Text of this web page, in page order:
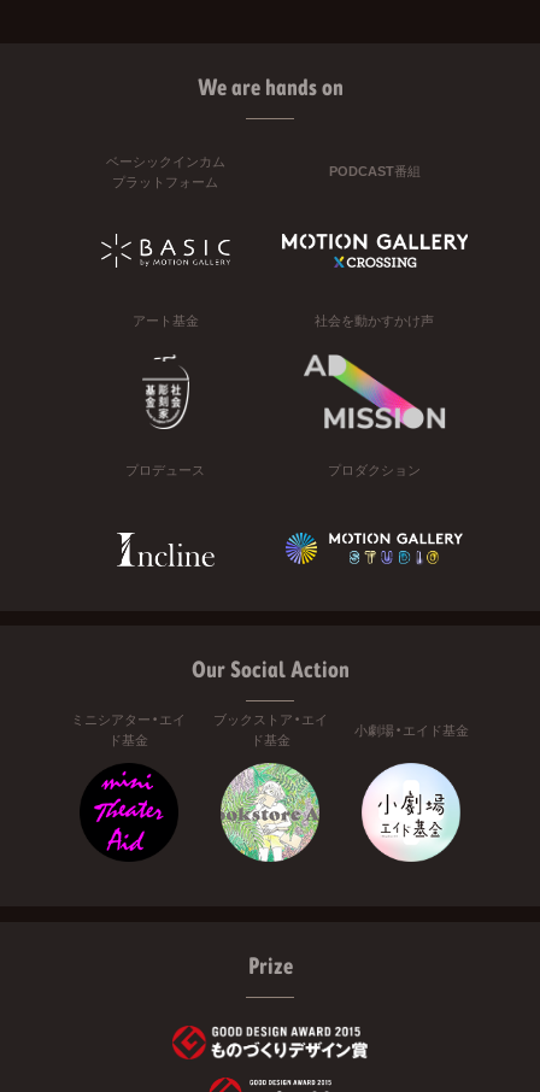
We are hands on
ベーシックインカム
プラットフォーム
PODCAST番組
アート基金 社会を動かすかけ声
プロデュース プロダクション
Our Social Action
ミニシアター・エイ
ド基金
ブックストア・エイ
ド基金
小劇場・エイド基金
Prize